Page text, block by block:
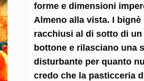
forme e dimensioni
Almeno alla vista. I bignè
racchiusi al di sotto di
bottone e rilasciano una
disturbante per quanto
credo che la pasticceria